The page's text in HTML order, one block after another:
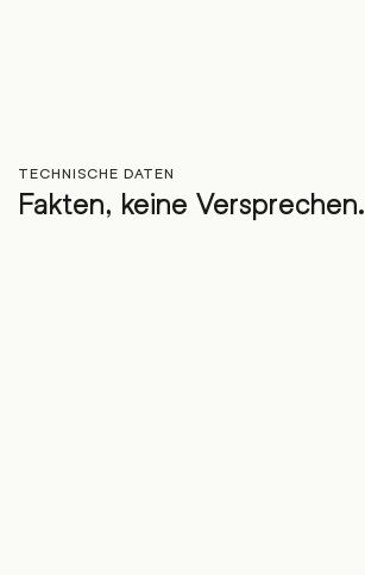
TECHNISCHE DATEN
Fakten, keine Versprechen.